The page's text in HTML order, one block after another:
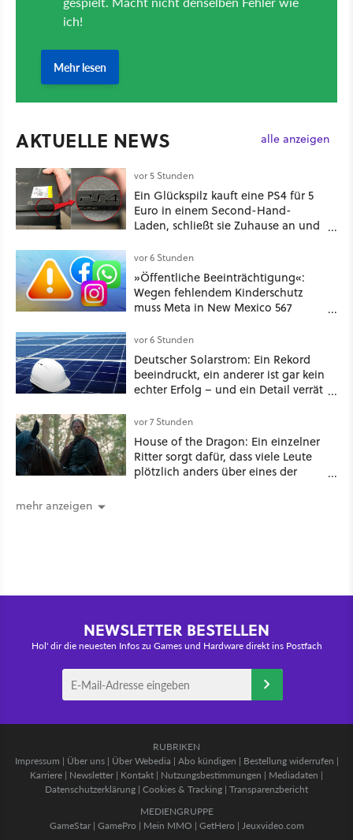
AKTUELLE NEWS alle anzeigen
vor 5 Stunden
Ein Glückspilz kauft eine PS4 für 5
Euro in einem Second-Hand-
Laden, schließt sie Zuhause an und
funktionierende PlayStation [Best of
GameStar]
vor 6 Stunden
»Öffentliche Beeinträchtigung«:
Wegen fehlendem Kinderschutz
muss Meta in New Mexico 567
vor 6 Stunden
Deutscher Solarstrom: Ein Rekord
beeindruckt, ein anderer ist gar kein
echter Erfolg – und ein Detail verrät
jede Zahl
vor 7 Stunden
House of the Dragon: Ein einzelner
Ritter sorgt dafür, dass viele Leute
plötzlich anders über eines der
mehr anzeigen
NEWSLETTER BESTELLEN
Hol' dir die neuesten Infos zu Games und Hardware direkt ins Postfach
RUBRIKEN
Impressum | Über uns| Über Webedia | Abo kündigen | Bestellung widerrufen |
Karriere | Newsletter | Kontakt | Nutzungsbestimmungen | Mediadaten |
Datenschutzerklärung | Cookies & Tracking | Transparenzbericht
MEDIENGRUPPE
GameStar| GamePro | Mein MMO | GetHero | Jeuxvideo.com